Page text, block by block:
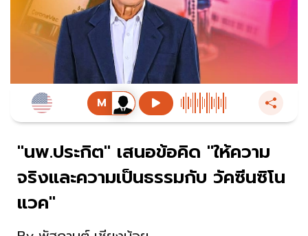
"นพ.ประกิต" เสนอข้อคิด "ให้ความ
จริงและความเป็นธรรมกับ วัคซีนซิโน
แวค"